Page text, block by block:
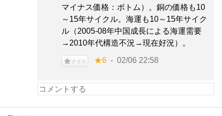
マイナス価格：ボトム）。銅の価格も10
～15年サイクル。海運も10～15年サイク
ル（2005-08年中国成長による海運需要
→2010年代構造不況→現在好況）。
ナイス ★6 02/06 22:58